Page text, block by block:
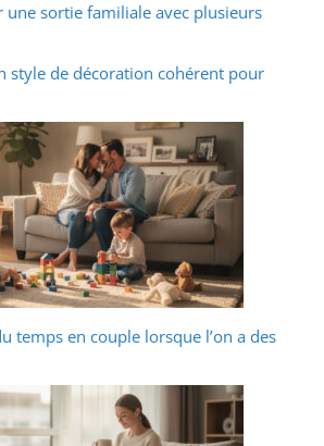
une sortie familiale avec plusieurs
style de décoration cohérent pour
temps en couple lorsque l’on a des